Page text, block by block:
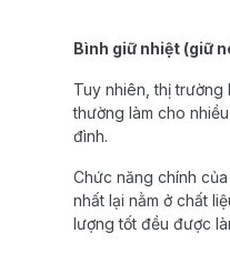
Bình giữ nhiệt (giữ
Tuy nhiên, thị trường
thường làm cho
đình.
Chức năng chính
nhất lại nằm ở chất
lượng tốt đều được